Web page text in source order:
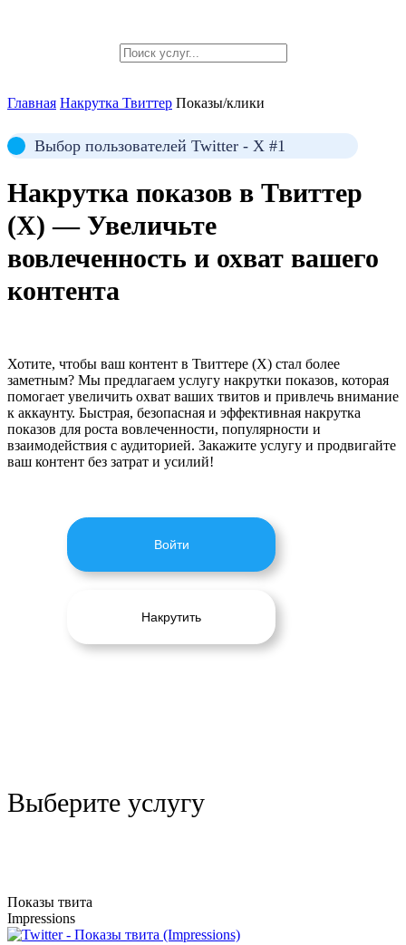
Главная Накрутка Твиттер Показы/клики
Выбор пользователей Twitter - X #1
Накрутка показов в Твиттер
(X) — Увеличьте
вовлеченность и охват вашего
контента
Хотите, чтобы ваш контент в Твиттере (X) стал более
заметным? Мы предлагаем услугу накрутки показов, которая
помогает увеличить охват ваших твитов и привлечь внимание
к аккаунту. Быстрая, безопасная и эффективная накрутка
показов для роста вовлеченности, популярности и
взаимодействия с аудиторией. Закажите услугу и продвигайте
ваш контент без затрат и усилий!
Войти
Накрутить
Выберите услугу
Показы твита
Impressions